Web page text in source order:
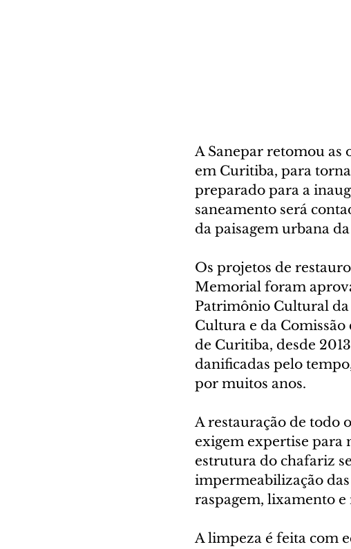
A Sanepar retomou as
em Curitiba, para
preparado para a
saneamento será
da paisagem urbana
Os projetos de
Memorial foram
Patrimônio Cultural da
Cultura e da
de Curitiba, desde
danificadas pelo
por muitos anos.
A restauração de todo
exigem expertise para
estrutura do chafariz
impermeabilização
raspagem, lixamento e
A limpeza é feita com